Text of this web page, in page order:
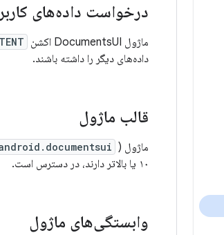
درخواست داده‌های کاربر
ماژول DocumentsUI اکشن
داده‌های دیگر را داشته باشند.
قالب ماژول
ماژول DocumentsUI (
۱۰ یا بالاتر دارند، در دسترس است.
وابستگی‌های ماژول